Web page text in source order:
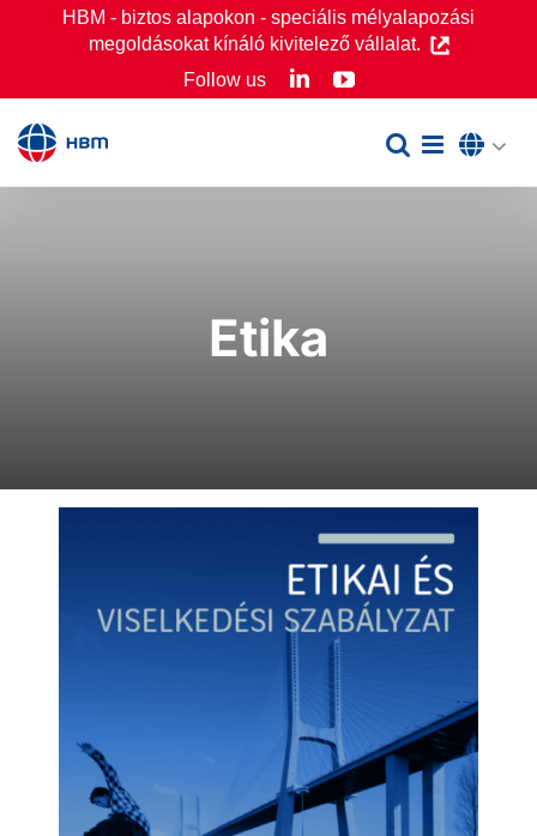
HBM - biztos alapokon - speciális mélyalapozási
megoldásokat kínáló kivitelező vállalat.
Follow us
LinkedInYouTube
Etika